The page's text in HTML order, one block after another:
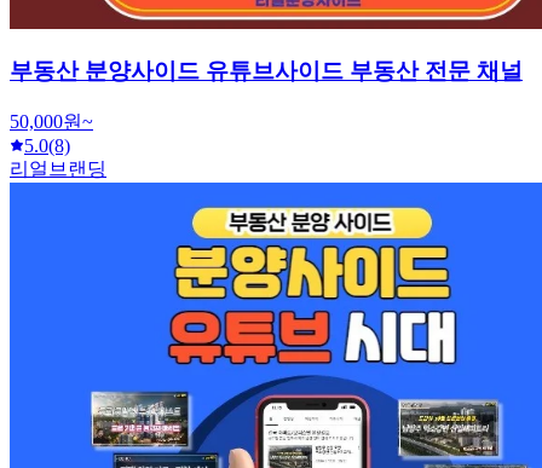
부동산 분양사이드 유튜브사이드 부동산 전문 채널
50,000원~
5.0(8)
리얼브랜딩